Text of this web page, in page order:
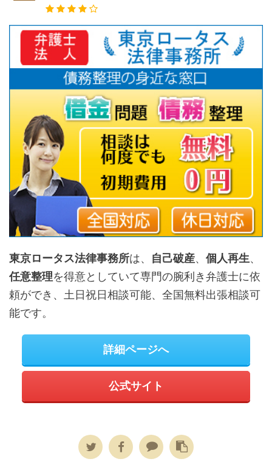
東京ロータス法律事務所は、 自己破産、 個人再生、
任意整理を得意としていて専門の腕利き弁護士に依
頼ができ、土日祝日相談可能、全国無料出張相談可
能です。
詳細ページへ
公式サイト